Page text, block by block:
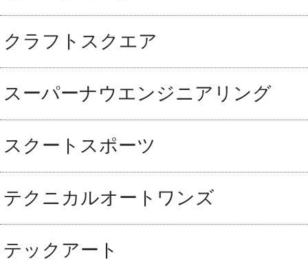
クラフトスクエア
スーパーナウエンジニアリング
スクートスポーツ
テクニカルオートワンズ
テックアート